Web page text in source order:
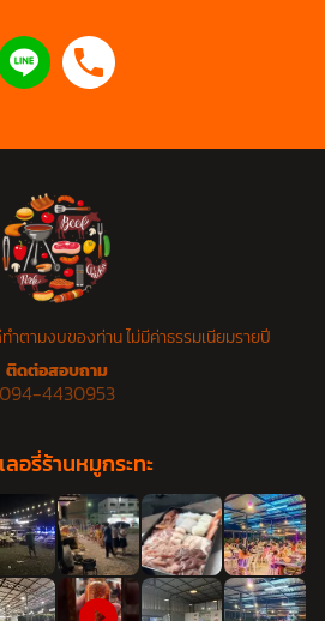
ามงบของท่าน ไม่มีค่าธรรมเนียมรายปี
ติดต่อสอบถาม
094-4430953
ลอรี่ร้านหมูกระทะ